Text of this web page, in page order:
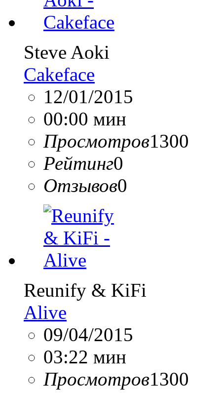
Steve Aoki
Cakeface
12/01/2015
00:00 мин
Просмотров1300
Рейтинг0
Отзывов0
Reunify & KiFi
Alive
09/04/2015
03:22 мин
Просмотров1300